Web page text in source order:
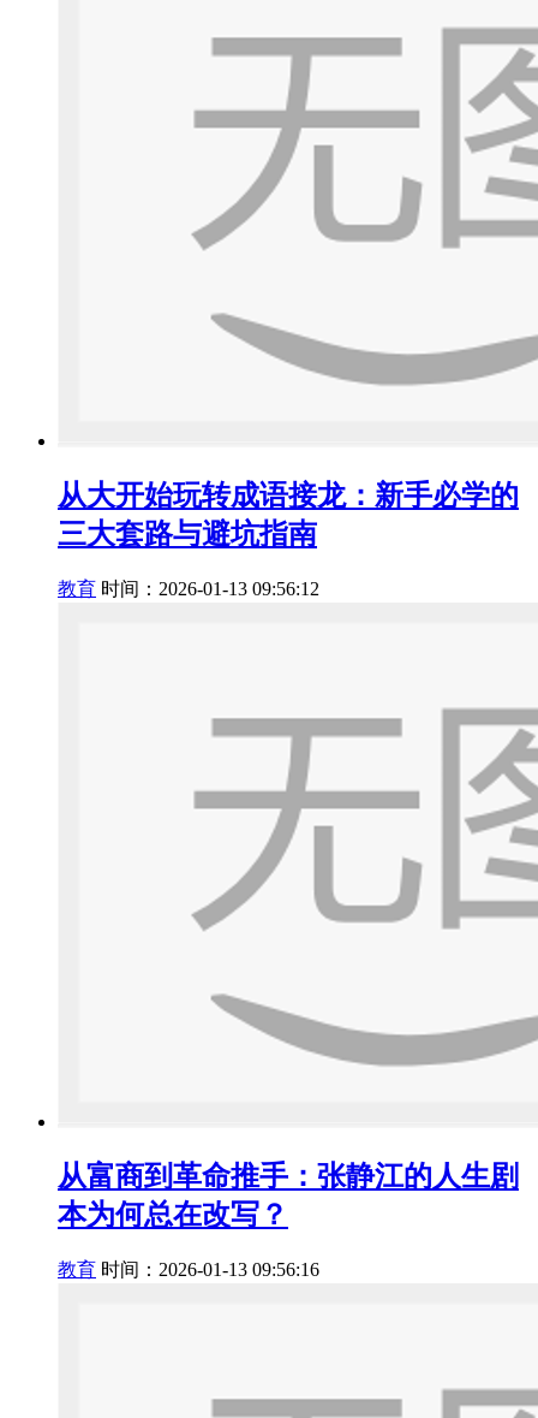
从大开始玩转成语接龙：新手必学的
三大套路与避坑指南
教育 时间：2026-01-13 09:56:12
从富商到革命推手：张静江的人生剧
本为何总在改写？
教育 时间：2026-01-13 09:56:16